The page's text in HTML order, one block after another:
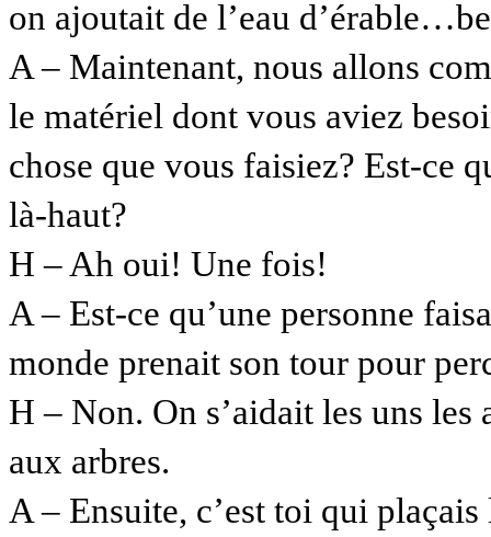
on ajoutait de l’eau
A – Maintenant, nous allons
le matériel dont vous aviez
chose que vous faisiez? Est-ce
là-haut?
H – Ah oui! Une fois!
A – Est-ce qu’une personne
monde prenait son tour pour
H – Non. On s’aidait les uns les
aux arbres.
A – Ensuite, c’est toi qui